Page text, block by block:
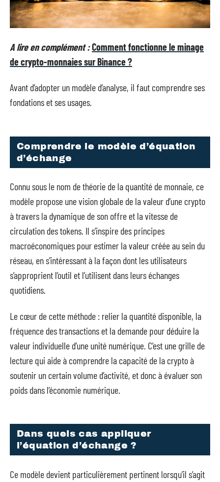
A lire en complément :Comment fonctionne le minage
de crypto-monnaies sur Binance ?
Avant d’adopter un modèle d’analyse, il faut comprendre ses
fondations et ses usages.
Comprendre le modèle d’équation
d’échange
Connu sous le nom de théorie de la quantité de monnaie, ce
modèle propose une vision globale de la valeur d’une crypto
à travers la dynamique de son offre et la vitesse de
circulation des tokens. Il s’inspire des principes
macroéconomiques pour estimer la valeur créée au sein du
réseau, en s’intéressant à la façon dont les utilisateurs
s’approprient l’outil et l’utilisent dans leurs échanges
quotidiens.
Le cœur de cette méthode : relier la quantité disponible, la
fréquence des transactions et la demande pour déduire la
valeur individuelle d’une unité numérique. C’est une grille de
lecture qui aide à comprendre la capacité de la crypto à
soutenir un certain volume d’activité, et donc à évaluer son
poids dans l’économie numérique.
Dans quels cas appliquer
l’équation d’échange ?
Ce modèle devient particulièrement pertinent lorsqu’il s’agit